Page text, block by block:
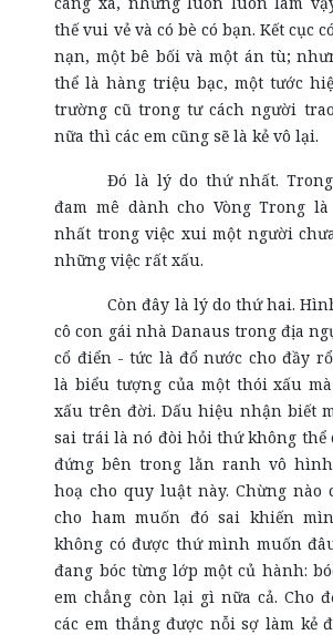
thế vui vẻ và có bè có bạn. Kết cục
nạn, một bê bối và một án tù;
thể là hàng triệu bạc, một tước
trường cũ trong tư cách người
nữa thì các em cũng sẽ là kẻ vô lại.
Đó là lý do thứ nhất. Trong
đam mê dành cho Vòng Trong
nhất trong việc xui một người
những việc rất xấu.
Còn đây là lý do thứ hai.
cô con gái nhà Danaus trong địa
cổ điển - tức là đổ nước cho đầy
là biểu tượng của một thói xấu
xấu trên đời. Dấu hiệu nhận biết
sai trái là nó đòi hỏi thứ không thể
đứng bên trong lằn ranh vô
hoạ cho quy luật này. Chừng nào
cho ham muốn đó sai khiến
không có được thứ mình muốn
đang bóc từng lớp một củ hành:
em chẳng còn lại gì nữa cả. Cho
các em thắng được nỗi sợ làm kẻ